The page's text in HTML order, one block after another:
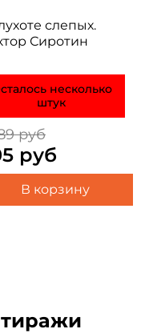
слепых.
Сиротин
несколько
штук
руб
руб
В корзину